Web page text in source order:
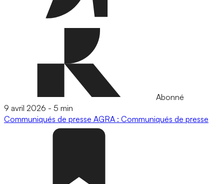
Abonné
9 avril 2026 - 5 min
Communiqués de presse AGRA : Communiqués de presse